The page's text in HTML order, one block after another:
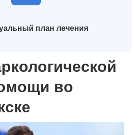
план лечения
во